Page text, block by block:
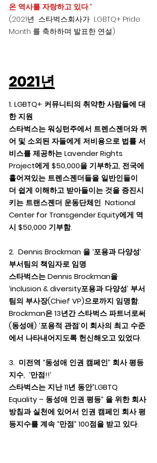
온 역사를 자랑하고 있다.”
(2021년  스타벅스회사가  LGBTQ+ Pride
Month 를 축하하며 발표한 연설)
2021년
1. LGBTQ+ 커뮤니티의 취약한 사람들에 대
한 지원
스타벅스는 워싱턴주에서 트렌스젠더와 퀴
어 및 소외된 자들에게 저비용으로 법률 서
비스를 제공하는 Lavender Rights
Project에게 $50,000을 기부하고, 전국에
흩어져있는 트렌스젠더들을 일반인들이
더 쉽게 이해하고 받아들이는 것을 증진시
키는 트랜스젠더 운동단체인  National
Center for Transgender Equity에게 역
시 $50,000 기부함.
2.  Dennis Brockman 을 ‘포용과 다양성’
부서팀의 책임자로 임명
스타벅스는 Dennis Brockman을
‘inclusion & diversity포용과 다양성’ 부서
팀의 부사장(Chief VP)으로까지 임명함.
Brockman은 13년간 스타벅스 파트너로써
(동성애) ‘포용적 관점’이 회사의 최고 수준
에서 나타내어지도록 헌신해오고 있었다.
3.  미전역 “동성애 인권 캠페인” 회사 평등
지수,  ‘만점!!’
스타벅스는 지난 11년 동안”LGBTQ
Equality – 동성애 인권 평등” 을 위한 회사
방침과 실천에 있어서 인권 캠페인 회사 평
등지수를 계속 “만점” 100점을 받고 있다.